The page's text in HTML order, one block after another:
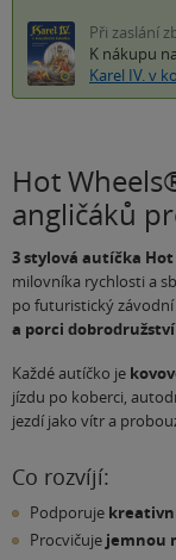
Při zaslání
K nákupu
Karel IV. v
Hot
angličáků
3 stylová autíčka
milovníka rychlosti a
po futuristický
a porci dobrodružství
Každé autíčko je
jízdu po koberci,
jezdí jako vítr a
Co rozvíjí:
Podporuje
Procvičuje jemnou